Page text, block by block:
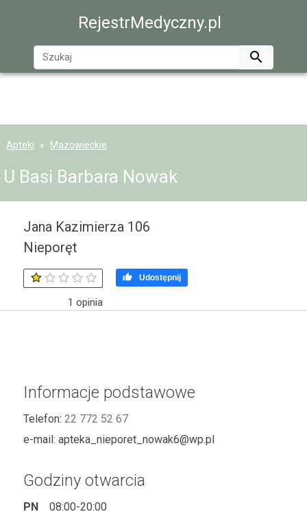
RejestrMedyczny.pl

Apteki Mazowieckie
U Basi Barbara Nowak
Jana Kazimierza 106
Nieporęt
1 opinia
 Udostępnij
Informacje podstawowe
Telefon: 22 772 52 67
e-mail: apteka_nieporet_nowak6@wp.pl
Godziny otwarcia
PN
08:00-20:00